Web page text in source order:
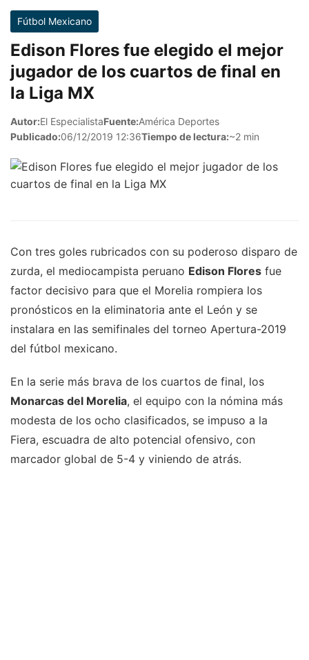
Fútbol Mexicano
Edison Flores fue elegido el mejor
jugador de los cuartos de final en
la Liga MX
Autor:El EspecialistaFuente:América Deportes
Publicado:06/12/2019 12:36Tiempo de lectura:~2 min
Con tres goles rubricados con su poderoso disparo de
zurda, el mediocampista peruano Edison Flores fue
factor decisivo para que el Morelia rompiera los
pronósticos en la eliminatoria ante el León y se
instalara en las semifinales del torneo Apertura-2019
del fútbol mexicano.
En la serie más brava de los cuartos de final, los
Monarcas del Morelia, el equipo con la nómina más
modesta de los ocho clasificados, se impuso a la
Fiera, escuadra de alto potencial ofensivo, con
marcador global de 5-4 y viniendo de atrás.